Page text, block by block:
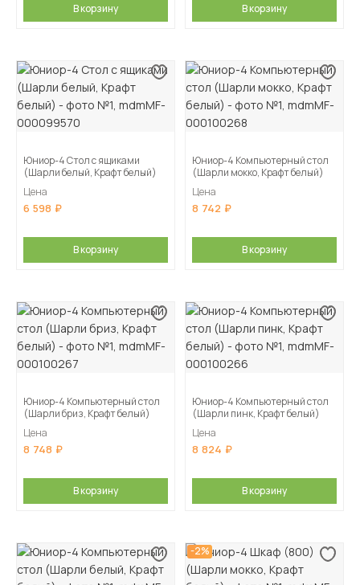
В корзину В корзину
Юниор-4 Стол с ящиками
(Шарли белый, Крафт белый)
Цена
6 598
В корзину
Юниор-4 Компьютерный стол
(Шарли мокко, Крафт белый)
Цена
8 742
В корзину
Юниор-4 Компьютерный стол
(Шарли бриз, Крафт белый)
Цена
8 748
В корзину
Юниор-4 Компьютерный стол
(Шарли пинк, Крафт белый)
Цена
8 824
В корзину
-2%